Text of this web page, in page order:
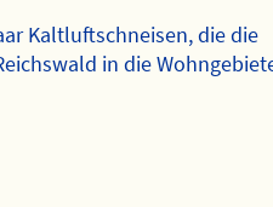
Kaltluftschneisen, die die
in die